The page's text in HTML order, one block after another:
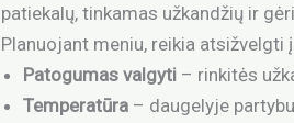
patiekalų, tinkamas užkandžių ir
Planuojant meniu, reikia atsižvelgti
Patogumas valgyti – rinkitės
Temperatūra – daugelyje